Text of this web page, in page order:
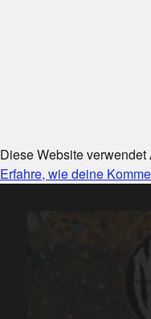
Diese Website
Erfahre, wie deine